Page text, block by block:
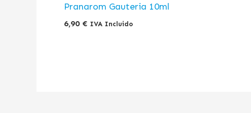
Pranarom Gauteria 10ml
6,90 € IVA Incluido